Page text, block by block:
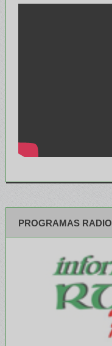
PROGRAMAS RADIO